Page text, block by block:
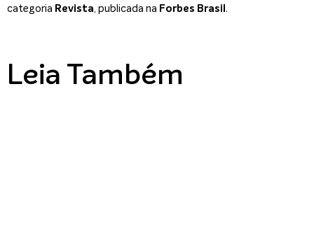
categoria Revista, publicada na Forbes Brasil .
Leia Também